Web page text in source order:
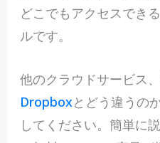
どこでもアクセスでき
ルです。
他のクラウドサービス
Dropboxとどう違うの
してください。簡単に